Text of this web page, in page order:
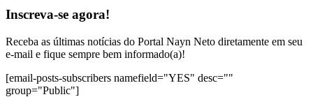
Inscreva-se agora!
Receba as últimas notícias do Portal Nayn Neto diretamente em seu
e-mail e fique sempre bem informado(a)!
[email-posts-subscribers namefield="YES" desc=""
group="Public"]